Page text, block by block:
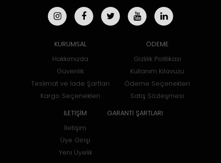
KURUMSAL
Hakkımızda
Güvenlik
Teslimat ve İade Şartları
Kargo Seçenekleri
ÖDEME
Gizlilik Politikası
Kullanım Kılavuzu
Ödeme Seçenekleri
Satış Sözleşmesi
İLETİŞİM
İletişim
Üye Girişi
Yeni Üyelik
GARANTİ ŞARTLARI